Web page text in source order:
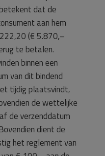
dat de
aan hem
(€ 5.870,–
te betalen.
binnen een
van dit bindend
tijdig plaatsvindt,
de wettelijke
de verzenddatum
dient de
het reglement van